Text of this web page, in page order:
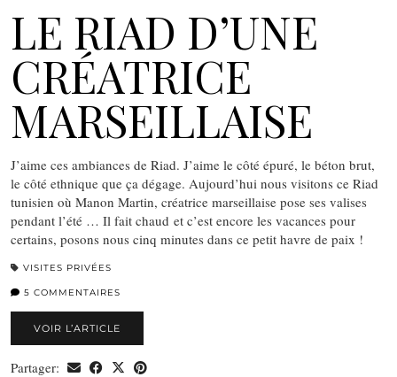
LE RIAD D’UNE
CRÉATRICE
MARSEILLAISE
J’aime ces ambiances de Riad. J’aime le côté épuré, le béton brut,
le côté ethnique que ça dégage. Aujourd’hui nous visitons ce Riad
tunisien où Manon Martin, créatrice marseillaise pose ses valises
pendant l’été … Il fait chaud et c’est encore les vacances pour
certains, posons nous cinq minutes dans ce petit havre de paix !
VISITES PRIVÉES
5 COMMENTAIRES
VOIR L’ARTICLE
Partager: